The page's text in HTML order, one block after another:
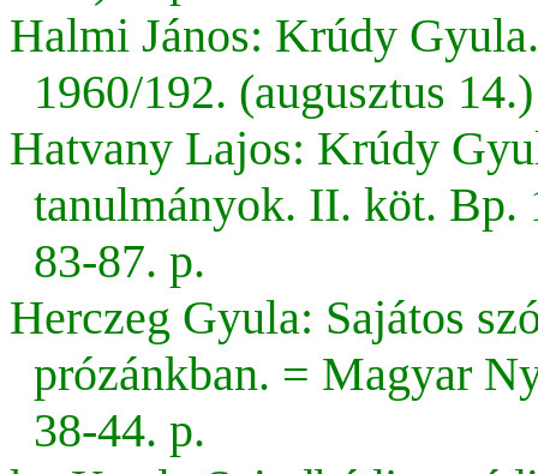
Halmi János: Krúdy
1960/192. (augusztus
Hatvany Lajos: Krúdy
tanulmányok. II. köt. Bp.
83-87. p.
Herczeg Gyula: Sajátos
prózánkban. = Magyar
38-44. p.